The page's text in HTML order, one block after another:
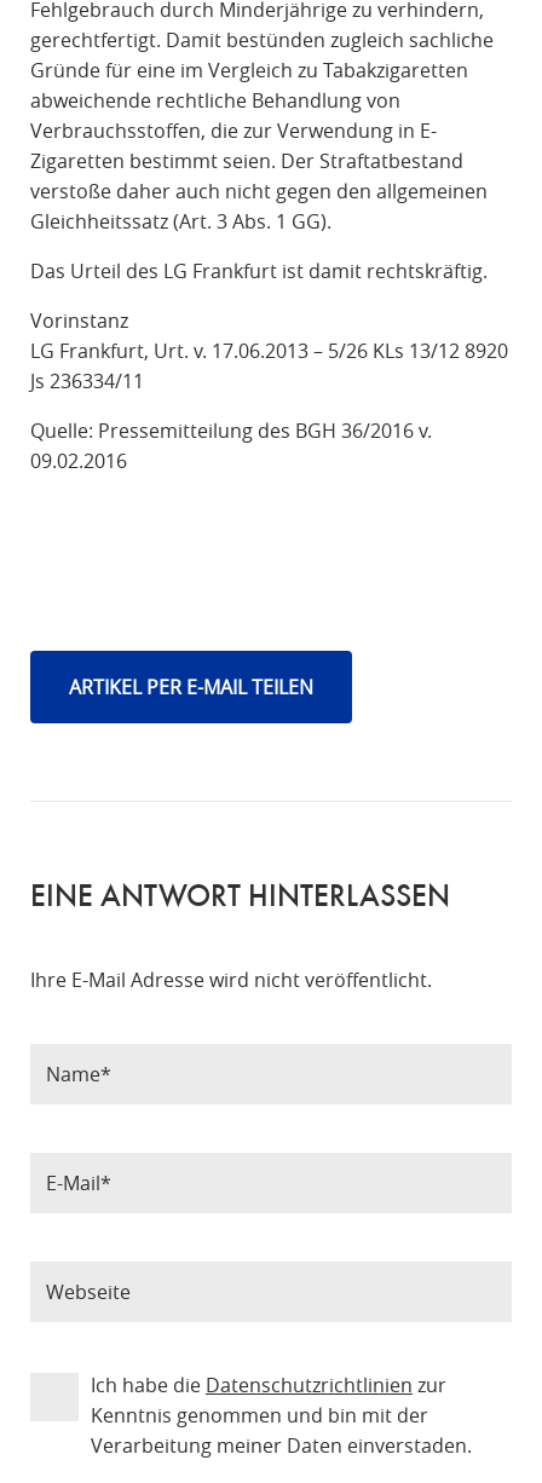
Fehlgebrauch durch Minderjährige zu verhindern,
gerechtfertigt. Damit bestünden zugleich sachliche
Gründe für eine im Vergleich zu Tabakzigaretten
abweichende rechtliche Behandlung von
Verbrauchsstoffen, die zur Verwendung in E-
Zigaretten bestimmt seien. Der Straftatbestand
verstoße daher auch nicht gegen den allgemeinen
Gleichheitssatz (Art. 3 Abs. 1 GG).
Das Urteil des LG Frankfurt ist damit rechtskräftig.
Vorinstanz
LG Frankfurt, Urt. v. 17.06.2013 – 5/26 KLs 13/12 8920
Js 236334/11
Quelle: Pressemitteilung des BGH 36/2016 v.
09.02.2016
ARTIKEL PER E-MAIL TEILEN
EINE ANTWORT HINTERLASSEN
Ihre E-Mail Adresse wird nicht veröffentlicht.
Ich habe die Datenschutzrichtlinien zur
Kenntnis genommen und bin mit der
Verarbeitung meiner Daten einverstaden.